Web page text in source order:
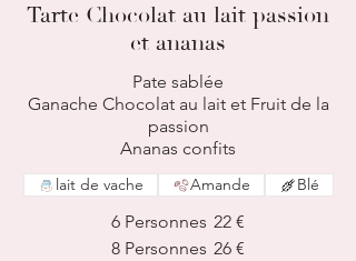
Tarte Chocolat au lait passion
et ananas
Pate sablée
Ganache Chocolat au lait et Fruit de la
passion
Ananas confits
6 Personnes 22 €
8 Personnes 26 €
lait de vache Amande Blé